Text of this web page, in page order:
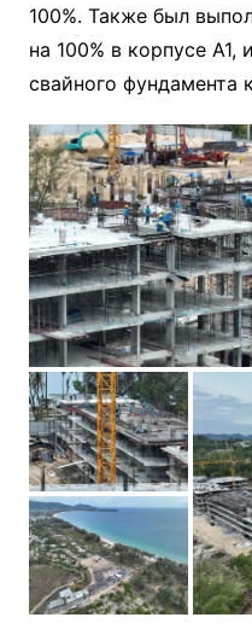
100%. Также был
на 100% в корпусе А1,
свайного фундамента